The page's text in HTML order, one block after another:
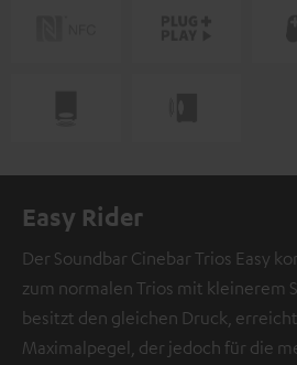
Easy Rider
Der Soundbar Cinebar Trios Easy
zum normalen Trios mit kleinerem
besitzt den gleichen Druck,
Maximalpegel, der jedoch für die